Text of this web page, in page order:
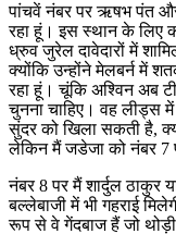
पांचवें नंबर पर ऋषभ पंत
रहा हूं। इस स्थान के लिए
ध्रुव जुरेल दावेदारों में
क्योंकि उन्होंने मेलबर्न में
रहा हूं। चूंकि अश्विन अब
चुनना चाहिए। वह लीड्स में
सुंदर को खिला सकती है,
लेकिन मैं जडेजा को नंबर 7
नंबर 8 पर मैं शार्दुल ठाकुर
बल्लेबाजी में भी गहराई
रूप से वे गेंदबाज हैं जो